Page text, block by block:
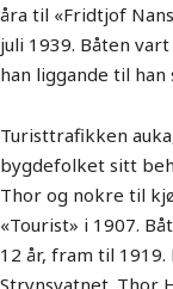
åra til «Fridtjof
juli 1939. Båten
han liggande til han
Turisttrafikken
bygdefolket sitt
Thor og nokre til
«Tourist» i 1907.
12 år, fram til
Strynsvatnet. Thor